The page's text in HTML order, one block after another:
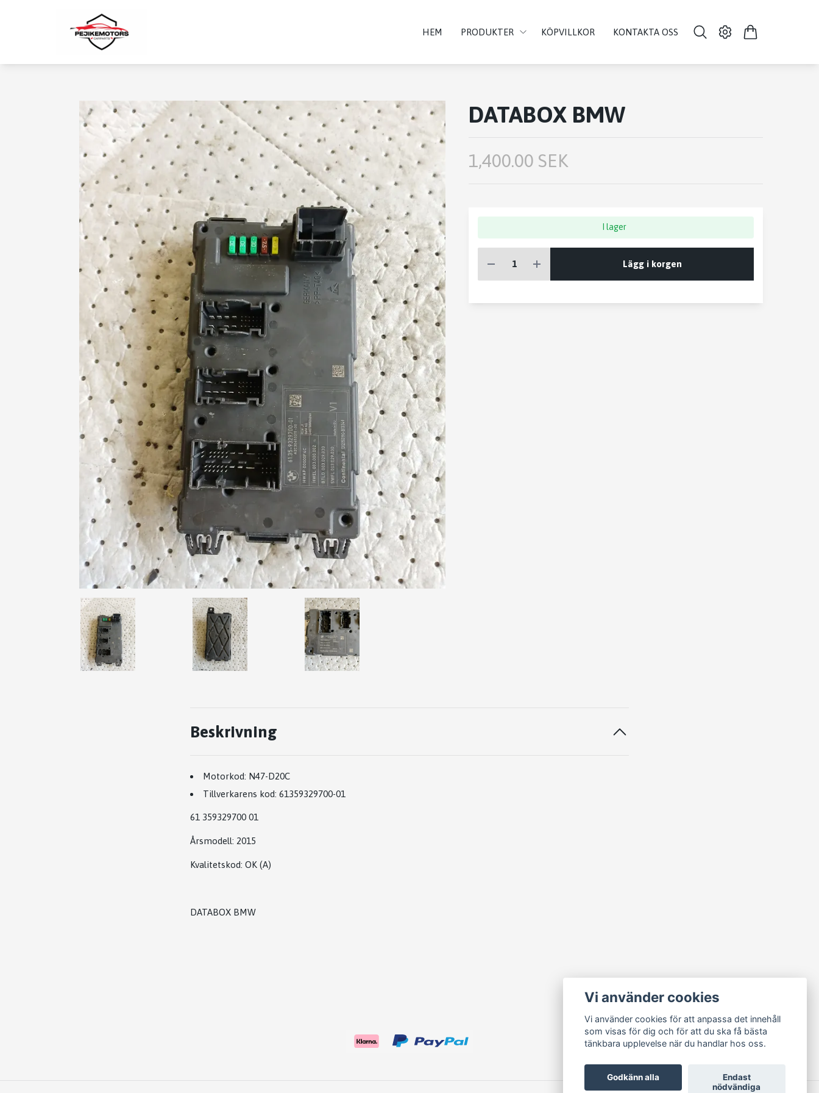
HEM PRODUKTER KÖPVILLKOR KONTAKTA OSS
DATABOX BMW
1,400.00 SEK
I lager
Lägg i korgen
Beskrivning
Motorkod: N47-D20C
Tillverkarens kod: 61359329700-01
61 359329700 01
Årsmodell: 2015
Kvalitetskod: OK (A)
DATABOX BMW
Vi använder cookies
Vi använder cookies för att anpassa det innehåll
som visas för dig och för att du ska få bästa
tänkbara upplevelse när du handlar hos oss.
Godkänn alla
Endast
nödvändiga